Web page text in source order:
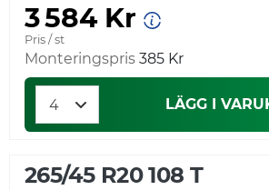
3 584 Kr
Pris / st
Monteringspris 385 Kr
LÄGG I
265/45 R20 108 T